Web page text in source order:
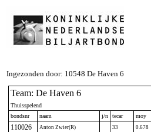
Ingezonden door: 10548 De Haven 6
Team: De Haven 6
Thuisspelend
bondsnr
naam j/n tecar moy
110026 Anton Zwier(R) 33 0.678